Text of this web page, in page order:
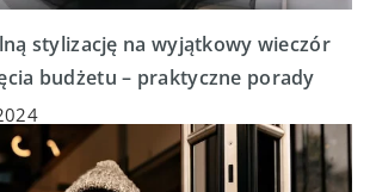
stylizację na wyjątkowy wieczór
budżetu – praktyczne porady